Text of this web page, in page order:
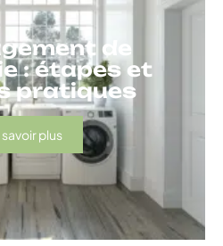
de
: étapes et
pratiques
savoir plus